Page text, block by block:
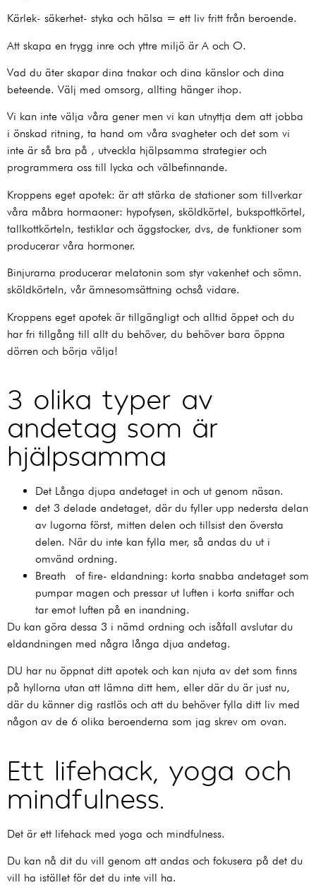
Kärlek- säkerhet- styka och hälsa = ett liv fritt från beroende.
Att skapa en trygg inre och yttre miljö är A och O.
Vad du äter skapar dina tnakar och dina känslor och dina
beteende. Välj med omsorg, allting hänger ihop.
Vi kan inte välja våra gener men vi kan utnyttja dem att jobba
i önskad ritning, ta hand om våra svagheter och det som vi
inte är så bra på , utveckla hjälpsamma strategier och
programmera oss till lycka och välbefinnande.
Kroppens eget apotek: är att stärka de stationer som tillverkar
våra måbra hormaoner: hypofysen, sköldkörtel, bukspottkörtel,
tallkottkörteln, testiklar och äggstocker, dvs, de funktioner som
producerar våra hormoner.
Binjurarna producerar melatonin som styr vakenhet och sömn.
sköldkörteln, vår ämnesomsättning ochså vidare.
Kroppens eget apotek är tillgängligt och alltid öppet och du
har fri tillgång till allt du behöver, du behöver bara öppna
dörren och börja välja!
3 olika typer av
andetag som är
hjälpsamma
Det Långa djupa andetaget in och ut genom näsan.
det 3 delade andetaget, där du fyller upp nedersta delan
av lugorna först, mitten delen och tillsist den översta
delen. När du inte kan fylla mer, så andas du ut i
omvänd ordning.
Breath of fire- eldandning: korta snabba andetaget som
pumpar magen och pressar ut luften i korta sniffar och
tar emot luften på en inandning.
Du kan göra dessa 3 i nämd ordning och isåfall avslutar du
eldandningen med några långa djua andetag.
DU har nu öppnat ditt apotek och kan njuta av det som finns
på hyllorna utan att lämna ditt hem, eller där du är just nu,
där du känner dig rastlös och att du behöver fylla ditt liv med
någon av de 6 olika beroenderna som jag skrev om ovan.
Ett lifehack, yoga och
mindfulness.
Det är ett lifehack med yoga och mindfulness.
Du kan nå dit du vill genom att andas och fokusera på det du
vill ha istället för det du inte vill ha.